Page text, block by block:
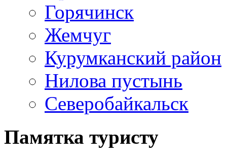
Горячинск
Жемчуг
Курумканский район
Нилова пустынь
Северобайкальск
Памятка туристу